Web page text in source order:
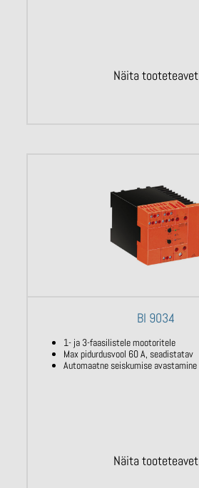
Näita tooteteavet
BI 9034
1- ja 3-faasilistele mootoritele
Max pidurdusvool 60 A, seadistatav
Automaatne seiskumise avastamine
Näita tooteteavet